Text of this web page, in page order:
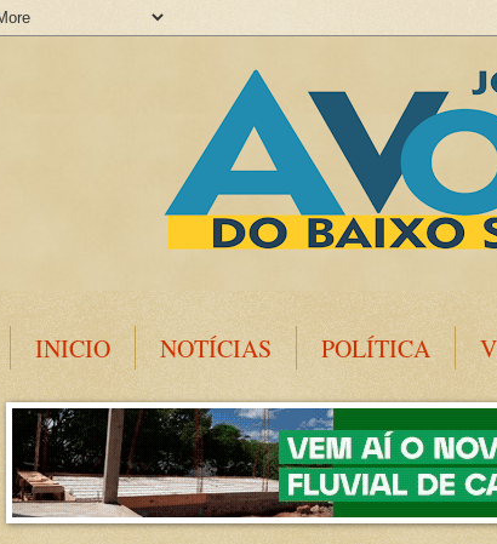
INICIO NOTÍCIAS POLÍTICA